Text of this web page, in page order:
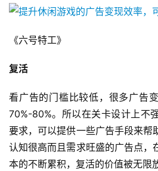
第
三
金
奖
7
《六号特工》
复活
看广告的门槛比较低，很多广告
70%-80%。所以在关卡设计上不
要求，可以提供一些广告手段来帮
认知很高而且需求旺盛的广告点，
本的不断累积，复活的价值被无限